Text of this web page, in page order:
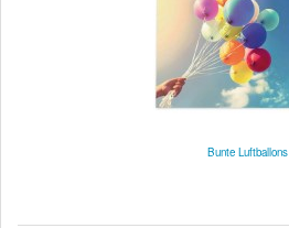
Bunte Luftballons